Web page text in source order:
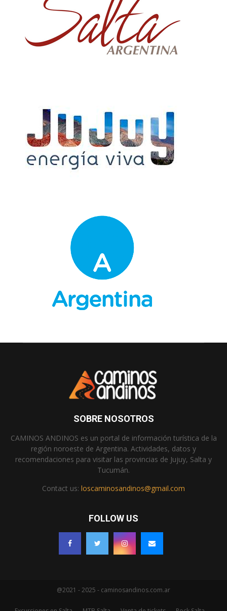
SOBRE NOSOTROS
CAMINOS ANDINOS es un portal de información turística de la
región noroeste de Argentina. Actividades, datos y
recomendaciones para visitar las provincias de Jujuy, Salta y
Tucumán.
Contact us: loscaminosandinos@gmail.com
FOLLOW US
@2021 - 2025 - caminosandinos.com.ar